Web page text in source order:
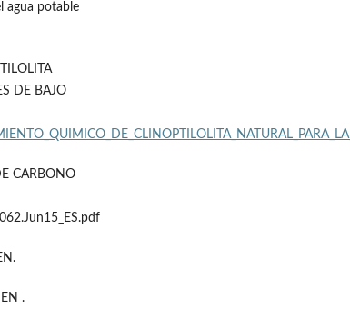
agua potable
DE BAJO
CARBONO
.